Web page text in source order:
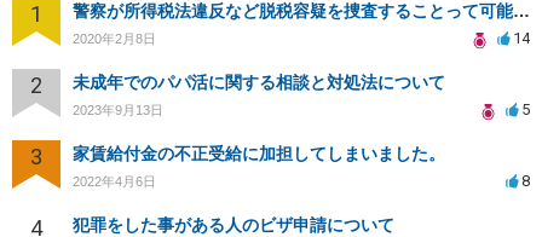
1 警察が所得税法違反など脱税容疑を捜査することって可能なんですか？また、担当課も教えてください。
2020年2月8日 14
2 未成年でのパパ活に関する相談と対処法について
2023年9月13日 5
3 家賃給付金の不正受給に加担してしまいました。
2022年4月6日 8
4 犯罪をした事がある人のビザ申請について